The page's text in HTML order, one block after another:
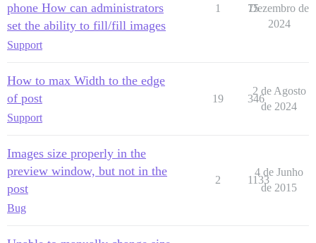
phone How can administrators
set the ability to fill/fill images
Support
1 75
Dezembro de
2024
How to max Width to the edge
of post
Support
19 346
2 de Agosto
de 2024
Images size properly in the
preview window, but not in the
post
Bug
2 1133
4 de Junho
de 2015